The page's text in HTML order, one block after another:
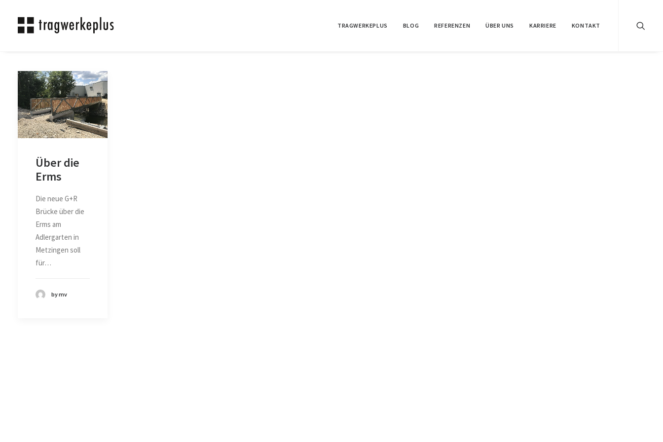
TRAGWERKEPLUS BLOG REFERENZEN ÜBER UNS KARRIERE KONTAKT
Über die
Erms
Die neue G+R
Brücke über die
Erms am
Adlergarten in
Metzingen soll
für…
by mv